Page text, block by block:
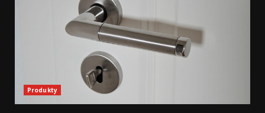
Produkty